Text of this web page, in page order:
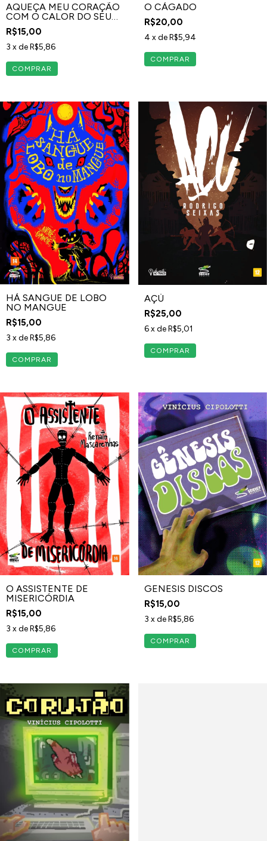
AQUEÇA MEU CORAÇÃO
COM O CALOR DO SEU
FEITIÇO
R$15,00
3 x deR$5,86
O CÁGADO
R$20,00
4 x deR$5,94
HÁ SANGUE DE LOBO
NO MANGUE
R$15,00
3 x deR$5,86
AÇÚ
R$25,00
6 x deR$5,01
O ASSISTENTE DE
MISERICÓRDIA
R$15,00
3 x deR$5,86
GENESIS DISCOS
R$15,00
3 x deR$5,86